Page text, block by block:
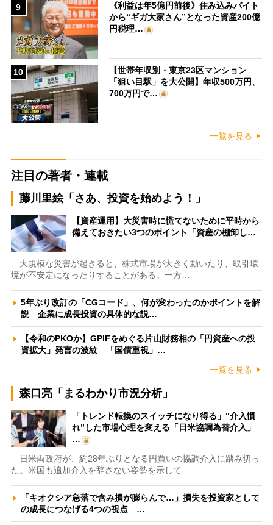
9
《利益は年5億円前後》住み込みバイト
から“ギガ大家さん”となった資産200億
円税理…
10
【世帯年収別・東京23区マンション
「狙い目駅」を大公開】年収500万円、
700万円で…
一覧を見る
注目の著者・連載
藤川里絵「さあ、投資を始めよう！」
【資産運用】大災害時に慌てないために平時から
備えておきたい3つのポイント「資産の棚卸し…
大規模な災害が起きると、株式市場が大きく動いたり、取引環
境が不安定になったりすることがある。一方…
5年ぶり改訂の「CGコード」、何が変わったのかポイントを解
説 企業に成長投資の具体的な説…
【令和のPKOか】GPIFをめぐる片山財務相の「円資産への投
資拡大」発言の波紋 「国債重視」…
一覧を見る
森口亮「まるわかり市況分析」
「トレンド転換のスイッチになり得る」“介入慣
れ”した市場心理を変える「日米協調為替介入」
…
日米両政府が、約28年ぶりとなる円買いの協調介入に踏み切っ
た。米国も追加介入を辞さない姿勢を示して…
「キオクシア急落で含み損が膨らんで…」損失を投資家として
の成長につなげる4つの視点 …